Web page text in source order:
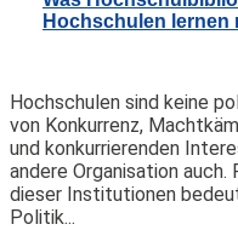
Hochschulen lernen
Hochschulen sind keine
von Konkurrenz,
und konkurrierenden
andere Organisation auch.
dieser Institutionen
Politik...